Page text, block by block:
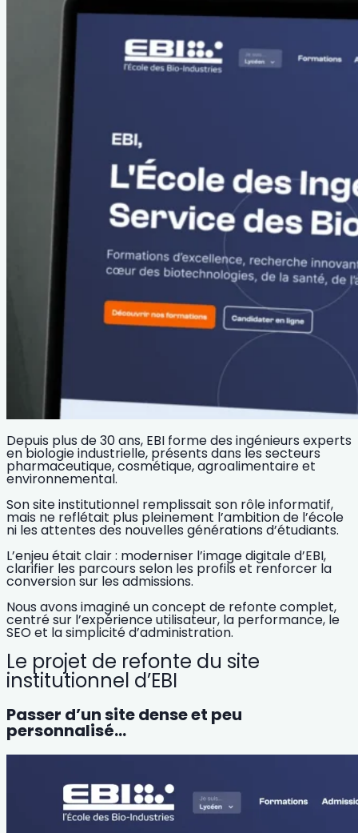
Depuis plus de 30 ans, EBI forme des ingénieurs experts
en biologie industrielle, présents dans les secteurs
pharmaceutique, cosmétique, agroalimentaire et
environnemental.
Son site institutionnel remplissait son rôle informatif,
mais ne reflétait plus pleinement l’ambition de l’école
ni les attentes des nouvelles générations d’étudiants.
L’enjeu était clair : moderniser l’image digitale d’EBI,
clarifier les parcours selon les profils et renforcer la
conversion sur les admissions.
Nous avons imaginé un concept de refonte complet,
centré sur l’expérience utilisateur, la performance, le
SEO et la simplicité d’administration.
Le projet de refonte du site
institutionnel d’EBI
Passer d’un site dense et peu
personnalisé…